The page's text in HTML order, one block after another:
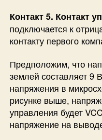
Контакт 5. Контакт
подключается к
контакту первого
Предположим, что
землей составляет 9
напряжения в
рисунке выше,
управления будет
напряжение на